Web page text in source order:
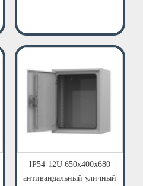
IP54-12U 650х400х680
антивандальный уличный